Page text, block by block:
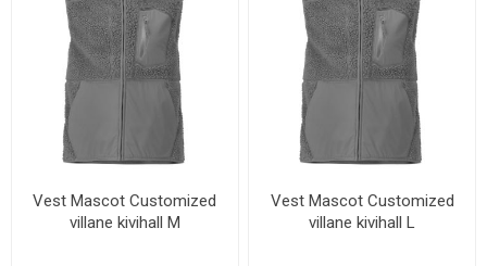
Vest Mascot Customized
villane kivihall M
Vest Mascot Customized
villane kivihall L